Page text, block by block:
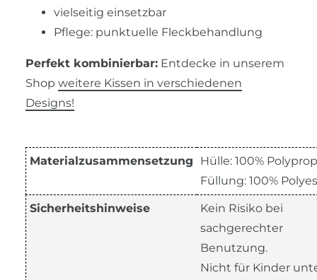
vielseitig einsetzbar
Pflege: punktuelle Fleckbehandlung
Perfekt kombinierbar: Entdecke in unserem
Shop weitere Kissen in verschiedenen
Designs!
Materialzusammensetzung
Hülle: 100%
Füllung: 100%
Sicherheitshinweise
Kein Risiko bei
sachgerechter
Benutzung.
Nicht für Kinder